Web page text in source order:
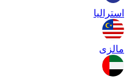
استرالیا
مالزی